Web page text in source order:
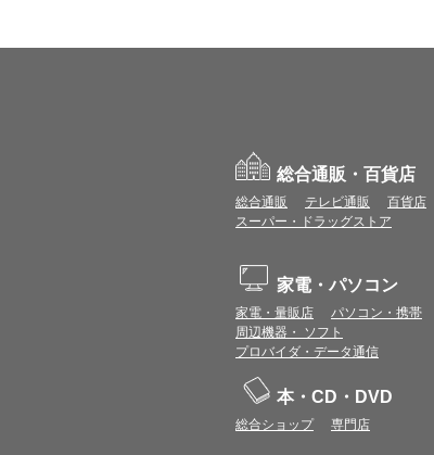
総合通販・百貨店
総合通販 テレビ通販
百貨店
スーパー・ドラッグストア
家電・パソコン
家電・量販店
パソコン・携帯
周辺機器・ ソフト
プロバイダ・データ通信
本・CD・DVD
総合ショップ 専門店